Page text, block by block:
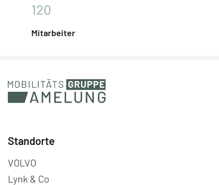
120
Mitarbeiter
Standorte
Navigation überspringen
VOLVO
Lynk & Co